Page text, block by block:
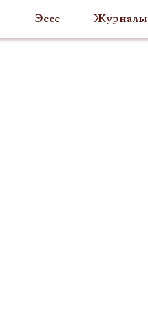
Эссе Журналы